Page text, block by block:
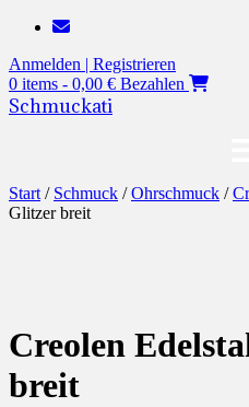
Zum
springen
Anmelden | Registrieren
0 items - 0,00 € Bezahlen
Schmuckati
Start / Schmuck /Ohrschmuck /
Glitzer breit
Creolen
breit